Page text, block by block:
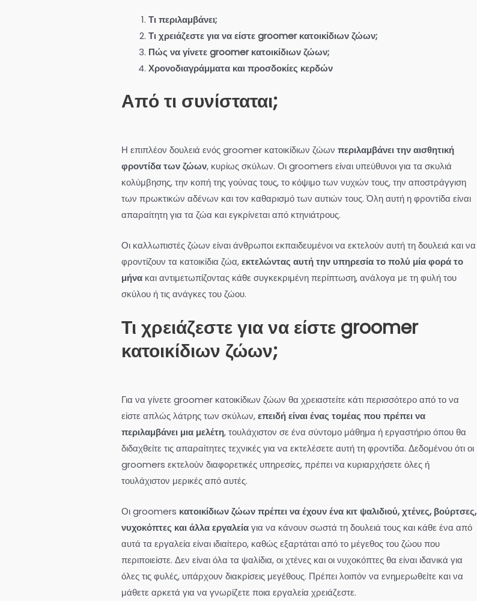
Τι περιλαμβάνει;
Τι χρειάζεστε για να είστε groomer κατοικίδιων ζώων;
Πώς να γίνετε groomer κατοικίδιων ζώων;
Χρονοδιαγράμματα και προσδοκίες κερδών
Από τι συνίσταται;
Η επιπλέον δουλειά ενός groomer κατοικίδιων ζώων περιλαμβάνει την αισθητική
φροντίδα των ζώων, κυρίως σκύλων. Οι groomers είναι υπεύθυνοι για τα σκυλιά
κολύμβησης, την κοπή της γούνας τους, το κόψιμο των νυχιών τους, την αποστράγγιση
των πρωκτικών αδένων και τον καθαρισμό των αυτιών τους. Όλη αυτή η φροντίδα είναι
απαραίτητη για τα ζώα και εγκρίνεται από κτηνιάτρους.
Οι καλλωπιστές ζώων είναι άνθρωποι εκπαιδευμένοι να εκτελούν αυτή τη δουλειά και να
φροντίζουν τα κατοικίδια ζώα,εκτελώντας αυτή την υπηρεσία το πολύ μία φορά το
μήνα και αντιμετωπίζοντας κάθε συγκεκριμένη περίπτωση, ανάλογα με τη φυλή του
σκύλου ή τις ανάγκες του ζώου.
Τι χρειάζεστε για να είστε groomer
κατοικίδιων ζώων;
Για να γίνετε groomer κατοικίδιων ζώων θα χρειαστείτε κάτι περισσότερο από το να
είστε απλώς λάτρης των σκύλων,επειδή είναι ένας τομέας που πρέπει να
περιλαμβάνει μια μελέτη, τουλάχιστον σε ένα σύντομο μάθημα ή εργαστήριο όπου θα
διδαχθείτε τις απαραίτητες τεχνικές για να εκτελέσετε αυτή τη φροντίδα. Δεδομένου ότι οι
groomers εκτελούν διαφορετικές υπηρεσίες, πρέπει να κυριαρχήσετε όλες ή
τουλάχιστον μερικές από αυτές.
Οι groomers κατοικίδιων ζώων πρέπει να έχουν ένα κιτ ψαλιδιού, χτένες, βούρτσες,
νυχοκόπτες και άλλα εργαλείαγια να κάνουν σωστά τη δουλειά τους και κάθε ένα από
αυτά τα εργαλεία είναι ιδιαίτερο, καθώς εξαρτάται από το μέγεθος του ζώου που
περιποιείστε. Δεν είναι όλα τα ψαλίδια, οι χτένες και οι νυχοκόπτες θα είναι ιδανικά για
όλες τις φυλές, υπάρχουν διακρίσεις μεγέθους. Πρέπει λοιπόν να ενημερωθείτε και να
μάθετε αρκετά για να γνωρίζετε ποια εργαλεία χρειάζεστε.